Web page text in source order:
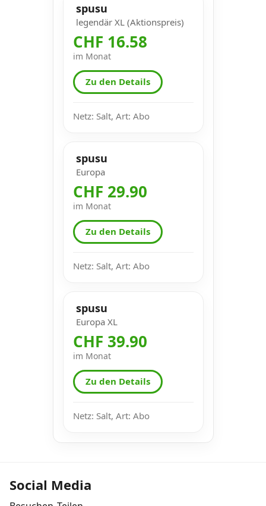
spusu
legendär XL (Aktionspreis)
CHF 16.58
im Monat
Zu den Details
Netz: Salt, Art: Abo
spusu
Europa
CHF 29.90
im Monat
Zu den Details
Netz: Salt, Art: Abo
spusu
Europa XL
CHF 39.90
im Monat
Zu den Details
Netz: Salt, Art: Abo
Social Media